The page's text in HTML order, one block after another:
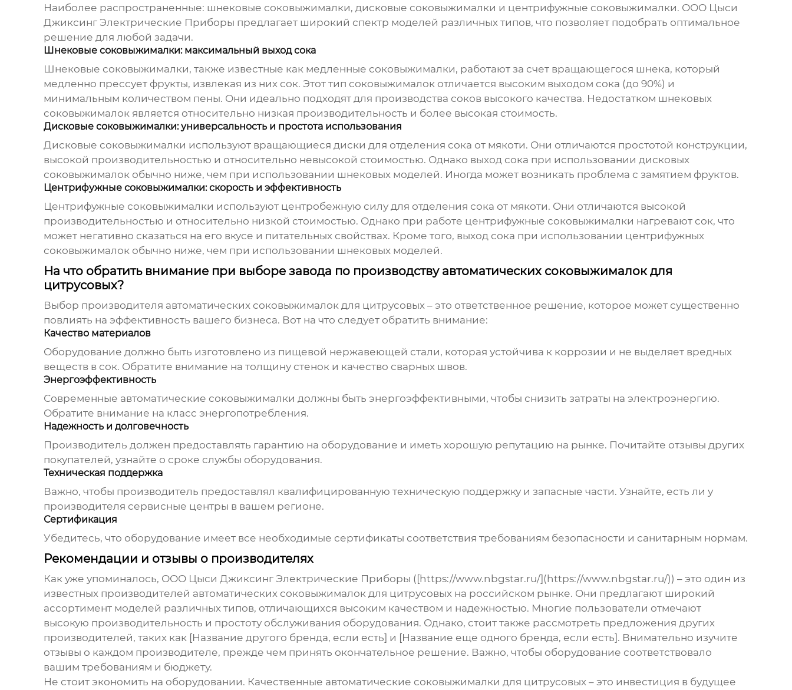
Наиболее распространенные: шнековые соковыжималки, дисковые соковыжималки и центрифужные соковыжималки. ООО Цыси
Джиксинг Электрические Приборы предлагает широкий спектр моделей различных типов, что позволяет подобрать оптимальное
решение для любой задачи.
Шнековые соковыжималки: максимальный выход сока
Шнековые соковыжималки, также известные как медленные соковыжималки, работают за счет вращающегося шнека, который
медленно прессует фрукты, извлекая из них сок. Этот тип соковыжималок отличается высоким выходом сока (до 90%) и
минимальным количеством пены. Они идеально подходят для производства соков высокого качества. Недостатком шнековых
соковыжималок является относительно низкая производительность и более высокая стоимость.
Дисковые соковыжималки: универсальность и простота использования
Дисковые соковыжималки используют вращающиеся диски для отделения сока от мякоти. Они отличаются простотой конструкции,
высокой производительностью и относительно невысокой стоимостью. Однако выход сока при использовании дисковых
соковыжималок обычно ниже, чем при использовании шнековых моделей. Иногда может возникать проблема с замятием фруктов.
Центрифужные соковыжималки: скорость и эффективность
Центрифужные соковыжималки используют центробежную силу для отделения сока от мякоти. Они отличаются высокой
производительностью и относительно низкой стоимостью. Однако при работе центрифужные соковыжималки нагревают сок, что
может негативно сказаться на его вкусе и питательных свойствах. Кроме того, выход сока при использовании центрифужных
соковыжималок обычно ниже, чем при использовании шнековых моделей.
На что обратить внимание при выборе завода по производству автоматических соковыжималок для
цитрусовых?
Выбор производителя автоматических соковыжималок для цитрусовых– это ответственное решение, которое может существенно
повлиять на эффективность вашего бизнеса. Вот на что следует обратить внимание:
Качество материалов
Оборудование должно быть изготовлено из пищевой нержавеющей стали, которая устойчива к коррозии и не выделяет вредных
веществ в сок. Обратите внимание на толщину стенок и качество сварных швов.
Энергоэффективность
Современные автоматические соковыжималки должны быть энергоэффективными, чтобы снизить затраты на электроэнергию.
Обратите внимание на класс энергопотребления.
Надежность и долговечность
Производитель должен предоставлять гарантию на оборудование и иметь хорошую репутацию на рынке. Почитайте отзывы других
покупателей, узнайте о сроке службы оборудования.
Техническая поддержка
Важно, чтобы производитель предоставлял квалифицированную техническую поддержку и запасные части. Узнайте, есть ли у
производителя сервисные центры в вашем регионе.
Сертификация
Убедитесь, что оборудование имеет все необходимые сертификаты соответствия требованиям безопасности и санитарным нормам.
Рекомендации и отзывы о производителях
Как уже упоминалось, ООО Цыси Джиксинг Электрические Приборы ([https://www.nbgstar.ru/](https://www.nbgstar.ru/)) – это один из
известных производителей автоматических соковыжималок для цитрусовыхна российском рынке. Они предлагают широкий
ассортимент моделей различных типов, отличающихся высоким качеством и надежностью. Многие пользователи отмечают
высокую производительность и простоту обслуживания оборудования. Однако, стоит также рассмотреть предложения других
производителей, таких как [Название другого бренда, если есть] и [Название еще одного бренда, если есть]. Внимательно изучите
отзывы о каждом производителе, прежде чем принять окончательное решение. Важно, чтобы оборудование соответствовало
вашим требованиям и бюджету.
Не стоит экономить на оборудовании. Качественные автоматические соковыжималки для цитрусовых– это инвестиция в будущее